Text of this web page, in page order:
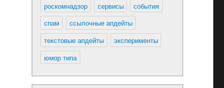
роскомнадзор
сервисы
события
спам
ссылочные апдейты
текстовые апдейты
эксперименты
юмор типа